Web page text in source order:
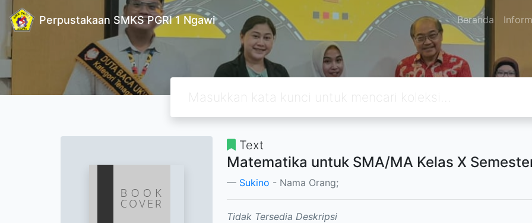
Perpustakaan SMKS PGRI 1 Ngawi Beranda
Text
Matematika untuk SMA/MA Kelas X
Sukino - Nama Orang;
Tidak Tersedia Deskripsi